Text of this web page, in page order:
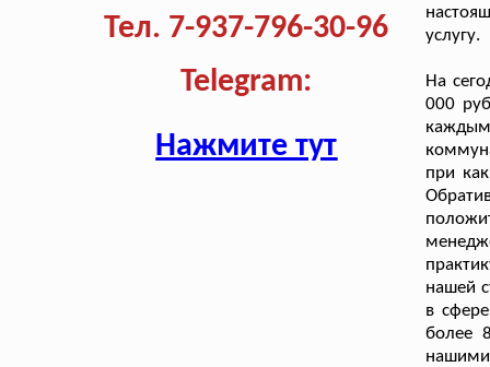
Тел. 7-937-796-30-96
Telegram:
Нажмите тут
услугу.
На
000
при
нашей
в
более
нашими